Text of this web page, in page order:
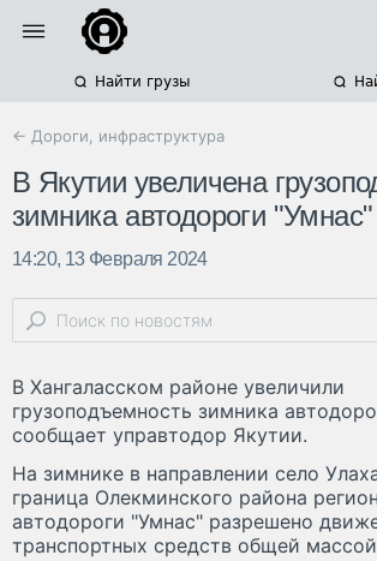
Найти грузы
← Дороги, инфраструктура
В Якутии увеличена
зимника автодороги "Умнас"
14:20, 13 Февраля 2024
В Хангаласском районе увеличили
грузоподъемность зимника
сообщает управтодор Якутии.
На зимнике в направлении село
граница Олекминского района
автодороги "Умнас" разрешено
транспортных средств общей